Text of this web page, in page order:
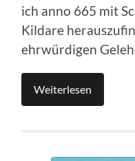
ich anno 665 mit
Kildare
ehrwürdigen
Weiterlesen